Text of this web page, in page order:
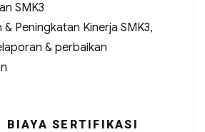
SMK3
& Peningkatan Kinerja SMK3,
& perbaikan
BIAYA SERTIFIKASI